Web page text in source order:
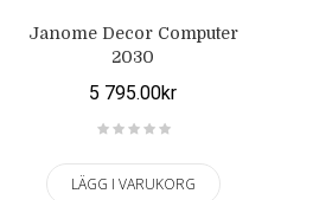
Janome Decor Computer
2030
5 795.00kr
LÄGG I VARUKORG